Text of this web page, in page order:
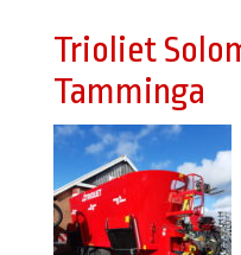
Trioliet
Tamminga